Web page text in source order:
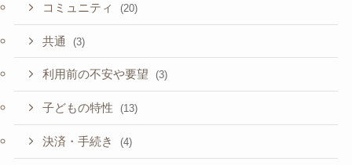
コミュニティ (20)
共通 (3)
利用前の不安や要望 (3)
子どもの特性 (13)
決済・手続き (4)